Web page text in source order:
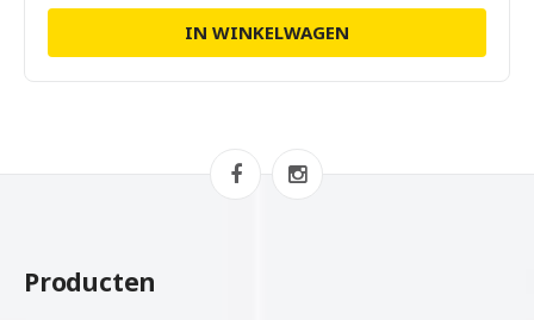
IN WINKELWAGEN
Producten